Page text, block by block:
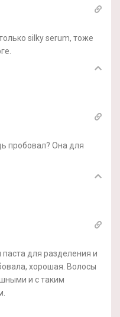
silky serum, тоже
пробовал? Она для
для разделения и
хорошая. Волосы
и с таким